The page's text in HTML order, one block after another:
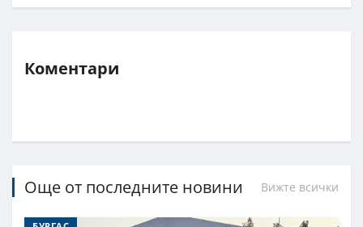
Коментари
Още от последните новини Вижте всички